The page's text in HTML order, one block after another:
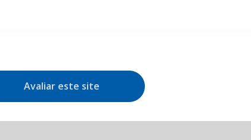
Avaliar este site